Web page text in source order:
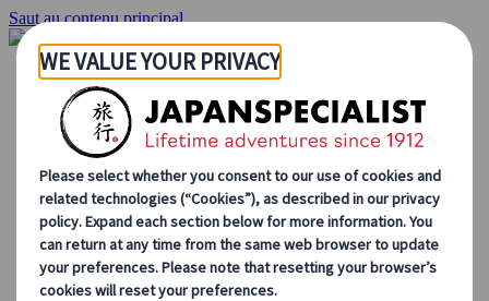
Saut au contenu principal
Accueil
Voyages
Circuits individuels
Circuits en groupe
Circuits autotours
Excursions
Voyages de groupe sur mesure
Japan Rail Pass
Découvrez notre travail
Qui sommes-nous ?
Notre équipe
Rejoignez notre équipe